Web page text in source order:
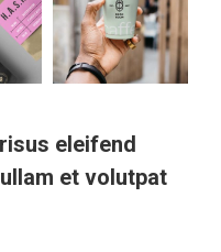
eleifend
et volutpat